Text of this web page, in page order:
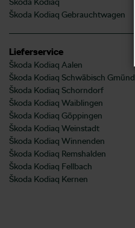
Škoda Kodiaq Gebrauchtwagen
Lieferservice
Škoda Kodiaq Aalen
Škoda Kodiaq Schwäbisch Gmünd
Škoda Kodiaq Schorndorf
Škoda Kodiaq Waiblingen
Škoda Kodiaq Göppingen
Škoda Kodiaq Weinstadt
Škoda Kodiaq Winnenden
Škoda Kodiaq Remshalden
Škoda Kodiaq Fellbach
Škoda Kodiaq Kernen